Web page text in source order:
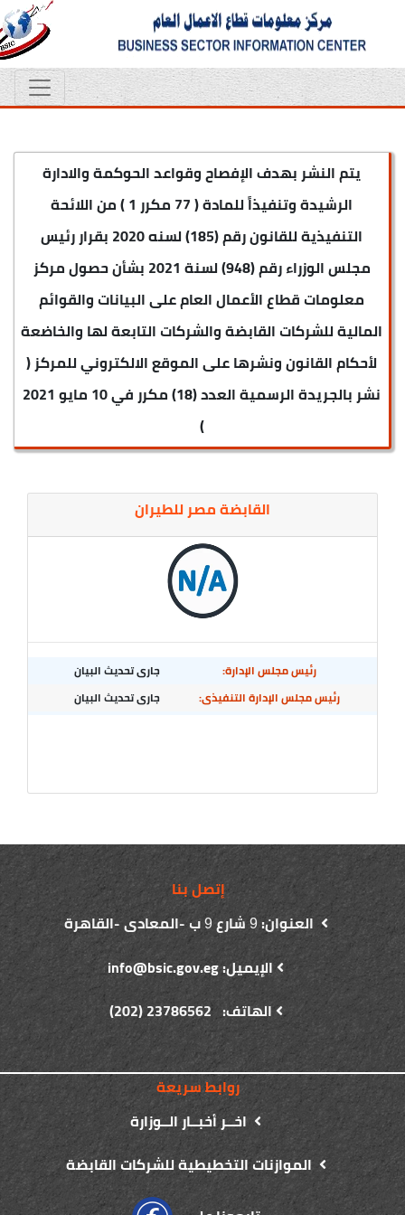
يتم النشر بهدف الإفصاح وقواعد الحوكمة والادارة
الرشيدة وتنفيذاً للمادة ( 77 مكرر 1 ) من اللائحة
التنفيذية للقانون رقم (185) لسنه 2020 بقرار رئيس
مجلس الوزراء رقم (948) لسنة 2021 بشأن حصول مركز
معلومات قطاع الأعمال العام على البيانات والقوائم
المالية للشركات القابضة والشركات التابعة لها والخاضعة
لأحكام القانون ونشرها على الموقع الالكتروني للمركز (
نشر بالجريدة الرسمية العدد (18) مكرر في 10 مايو 2021
)
القابضة مصر للطيران
رئيس مجلس الإدارة:
جارى تحديث البيان
رئيس مجلس الإدارة التنفيذى:
جارى تحديث البيان
إتصل بنا
العنوان:9شارع9 ب -المعادى -القاهرة
الإيميل: info@bsic.gov.eg
الهاتف: 23786562 (202)
روابط سريعة
اخــر أخبــار الــوزارة
الموازنات التخطيطية للشركات القابضة